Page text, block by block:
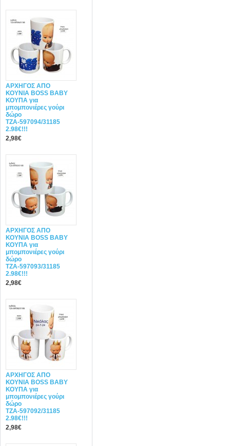
ΑΡΧΗΓΟΣ ΑΠΟ
ΚΟΥΝΙΑ BOSS BABY
ΚΟΥΠΑ για
μπομπονιέρες γούρι
δώρο
ΤΖΑ-597094/31185
2.98€!!!
2,98€
ΑΡΧΗΓΟΣ ΑΠΟ
ΚΟΥΝΙΑ BOSS BABY
ΚΟΥΠΑ για
μπομπονιέρες γούρι
δώρο
ΤΖΑ-597093/31185
2.98€!!!
2,98€
ΑΡΧΗΓΟΣ ΑΠΟ
ΚΟΥΝΙΑ BOSS BABY
ΚΟΥΠΑ για
μπομπονιέρες γούρι
δώρο
ΤΖΑ-597092/31185
2.98€!!!
2,98€